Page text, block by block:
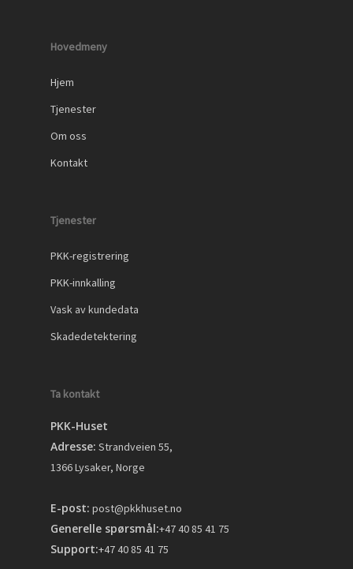
Hovedmeny
Hjem
Tjenester
Om oss
Kontakt
Tjenester
PKK-registrering
PKK-innkalling
Vask av kundedata
Skadedetektering
Ta kontakt
PKK-Huset
Adresse: Strandveien 55,
1366 Lysaker, Norge
E-post: post@pkkhuset.no
Generelle spørsmål:+47 40 85 41 75
Support:+47 40 85 41 75